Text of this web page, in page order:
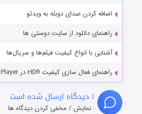
اضافه کردن صدای دوبله به ویدئو
راهنمای دانلود از سایت دوستی ها
آشنایی با انواع کیفیت فیلم‌ها و سریال‌ها
راهنمای فعال سازی کیفیت HDR در PotPlayer
۱ دیدگاه ارسال شده است
نمایش / مخفی کردن دیدگاه ها